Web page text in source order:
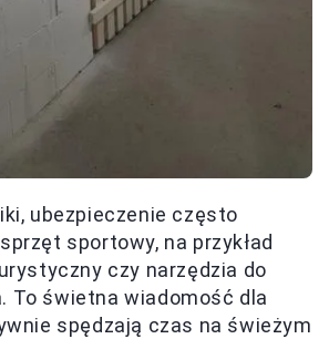
ubezpieczenie często
sportowy, na przykład
czy narzędzia do
To świetna wiadomość dla
spędzają czas na świeżym